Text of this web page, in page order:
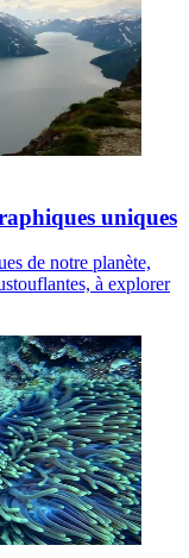
uniques
de notre planète,
à explorer